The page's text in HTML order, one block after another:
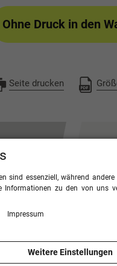
Ohne Druckin den
Seite drucken
sind essenziell, während andere
Informationen zu den von uns
Impressum
Weitere Einstellungen